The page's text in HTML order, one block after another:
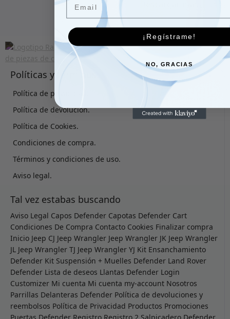
Políticas y términos
Política de privacidad.
Política de devolución.
Política de Cookies.
Condiciones de compra.
Términos y condiciones de uso.
Aviso legal.
Tal vez estabas buscando
Aviso Legal Capos Defender Capotas Defender Cart
Condiciones De Compra Contacto Cookies Finalizar compra
Inicio Jeep CJ Jeep Wrangler Jeep Wrangler JK Jeep Wrangler
JL Jeep Wrangler TJ Jeep Wrangler YJ Kit Ensanchamiento
Defender Kit Suspensión + Muelles Defender Land Rover
Defender Lista de deseos Llantas Defender Login
Customizer Mi cuenta Mi cuenta my-account Nosotros
Parrillas Delanteras Defender Política de devoluciones y
reembolsos Política de Privacidad Productos Promociones
¡Regístrame!
NO, GRACIAS